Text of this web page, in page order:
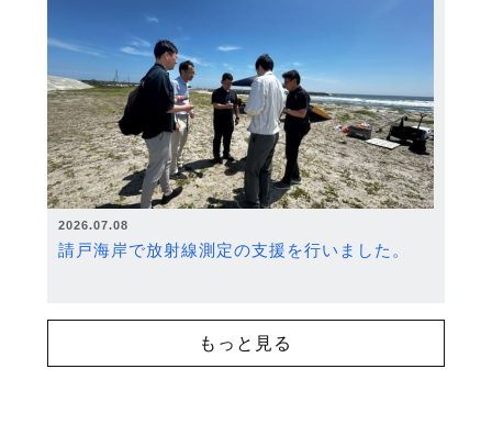
2026.07.08
請戸海岸で放射線測定の支援を行いました。
もっと見る